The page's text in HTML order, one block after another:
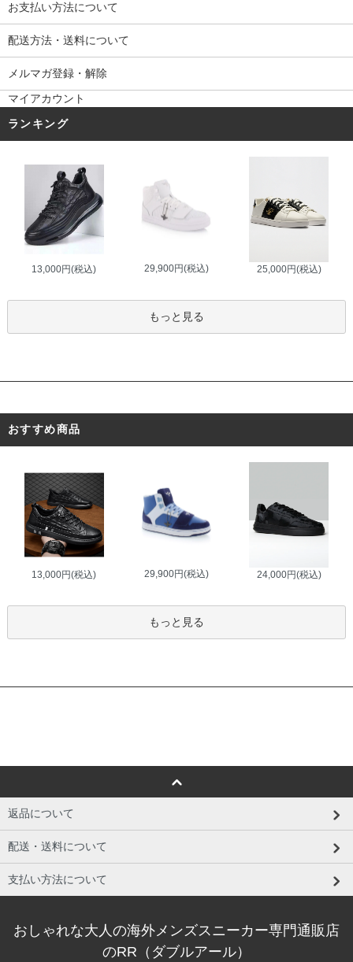
お支払い方法について
配送方法・送料について
メルマガ登録・解除
マイアカウント
ランキング
13,000円(税込) 29,900円(税込) 25,000円(税込)
もっと見る
おすすめ商品
13,000円(税込) 29,900円(税込) 24,000円(税込)
もっと見る
返品について
配送・送料について
支払い方法について
おしゃれな大人の海外メンズスニーカー専門通販店
のRR（ダブルアール）